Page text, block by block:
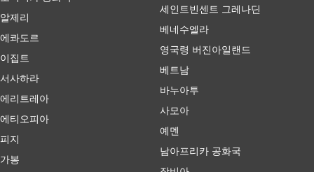
알제리
에콰도르
이집트
서사하라
에리트레아
에티오피아
피지
가봉
세인트빈센트 그레나딘
베네수엘라
영국령 버진아일랜드
베트남
바누아투
사모아
예멘
남아프리카 공화국